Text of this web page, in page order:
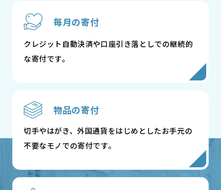
毎月の寄付
クレジット自動決済や口座引き落としでの継続的
な寄付です。
物品の寄付
切手やはがき、外国通貨をはじめとしたお手元の
不要なモノでの寄付です。